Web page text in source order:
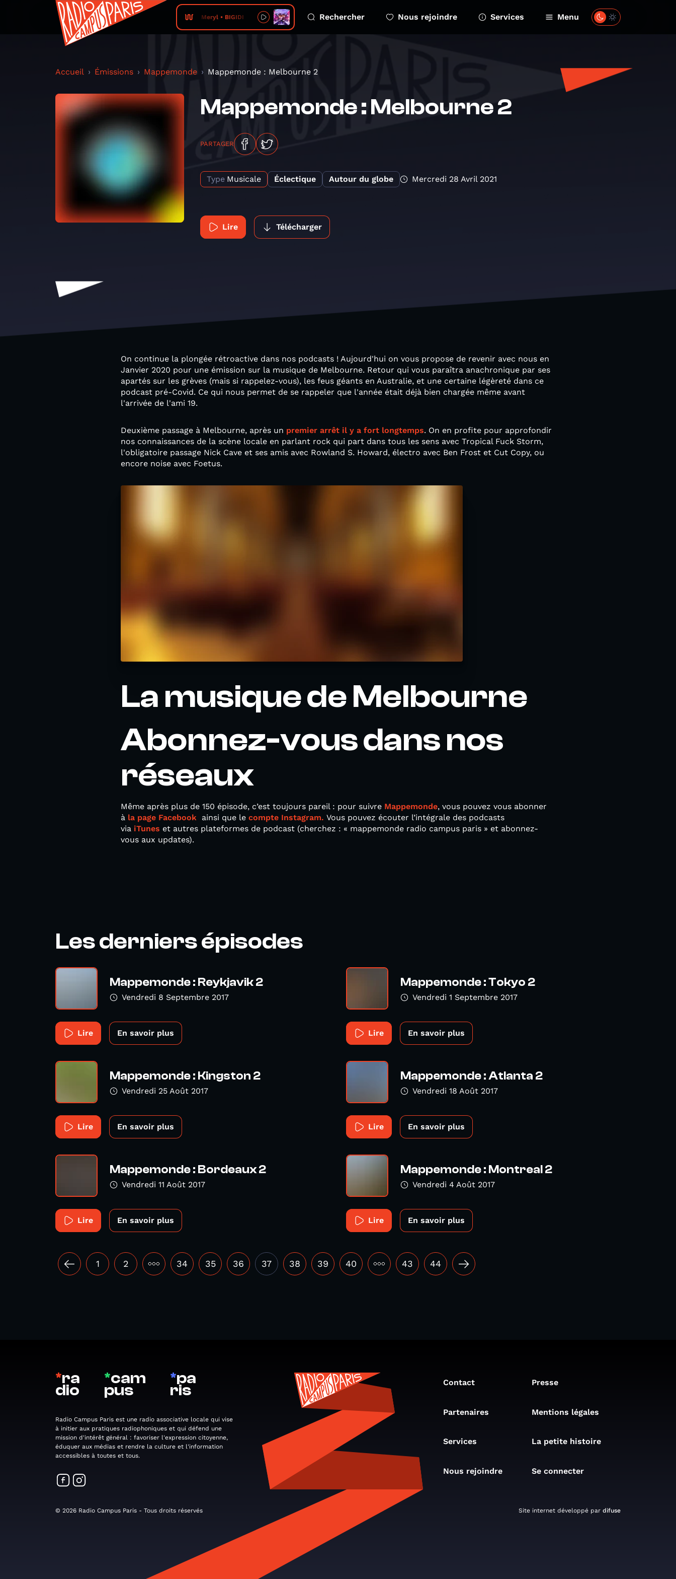
Meryl • BIGIDI Rechercher Nous rejoindre Services Menu
Accueil Émissions Mappemonde Mappemonde : Melbourne 2
Mappemonde : Melbourne 2
PARTAGER
Type Musicale Éclectique Autour du globe Mercredi 28 Avril 2021
Lire Télécharger
On continue la plongée rétroactive dans nos podcasts ! Aujourd'hui on vous propose de revenir avec nous en
Janvier 2020 pour une émission sur la musique de Melbourne. Retour qui vous paraîtra anachronique par ses
apartés sur les grèves (mais si rappelez-vous), les feus géants en Australie, et une certaine légèreté dans ce
podcast pré-Covid. Ce qui nous permet de se rappeler que l'année était déjà bien chargée même avant
l'arrivée de l'ami 19.
Deuxième passage à Melbourne, après un premier arrêt il y a fort longtemps. On en profite pour approfondir
nos connaissances de la scène locale en parlant rock qui part dans tous les sens avec Tropical Fuck Storm,
l'obligatoire passage Nick Cave et ses amis avec Rowland S. Howard, électro avec Ben Frost et Cut Copy, ou
encore noise avec Foetus.
La musique de Melbourne
Abonnez-vous dans nos
réseaux
Même après plus de 150 épisode, c’est toujours pareil : pour suivre Mappemonde, vous pouvez vous abonner
à la page Facebook ainsi que le compte Instagram. Vous pouvez écouter l’intégrale des podcasts
via iTunes et autres plateformes de podcast (cherchez : « mappemonde radio campus paris » et abonnez-
vous aux updates).
Les derniers épisodes
Mappemonde : Reykjavik 2
Vendredi 8 Septembre 2017
Lire En savoir plus
Mappemonde : Tokyo 2
Vendredi 1 Septembre 2017
Lire En savoir plus
Mappemonde : Kingston 2
Vendredi 25 Août 2017
Lire En savoir plus
Mappemonde : Atlanta 2
Vendredi 18 Août 2017
Lire En savoir plus
Mappemonde : Bordeaux 2
Vendredi 11 Août 2017
Lire En savoir plus
Mappemonde : Montreal 2
Vendredi 4 Août 2017
Lire En savoir plus
1 2 ••• 34 35 36 37 38 39 40 ••• 43 44
*ra
dio
*cam
pus
*pa
ris
Radio Campus Paris est une radio associative locale qui vise
à initier aux pratiques radiophoniques et qui défend une
mission d'intérêt général : favoriser l'expression citoyenne,
éduquer aux médias et rendre la culture et l'information
accessibles à toutes et tous.
Contact Presse
Partenaires Mentions légales
Services La petite histoire
Nous rejoindre Se connecter
© 2026 Radio Campus Paris - Tous droits réservés Site internet développé par difuse